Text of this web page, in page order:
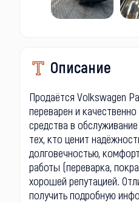
Описание
Продаётся Volkswagen
переварен и
средства в
тех, кто ценит
долговечностью,
работы (переварка,
хорошей репутацией.
получить подробную